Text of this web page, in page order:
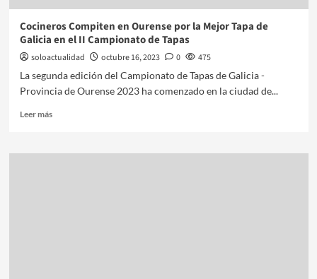
Cocineros Compiten en Ourense por la Mejor Tapa de
Galicia en el II Campionato de Tapas
soloactualidad octubre 16, 2023 0
475
La segunda edición del Campionato de Tapas de Galicia -
Provincia de Ourense 2023 ha comenzado en la ciudad de...
Leer más